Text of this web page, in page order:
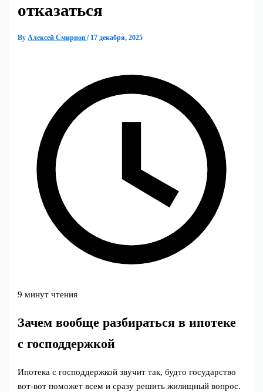
отказаться
ByАлексей Смирнов/ 17 декабря, 2025
9 минут чтения
Зачем вообще разбираться в ипотеке
с господдержкой
Ипотека с господдержкой звучит так, будто государство
вот-вот поможет всем и сразу решить жилищный вопрос.